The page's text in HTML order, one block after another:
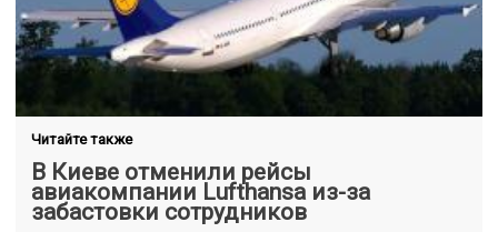
Читайте также
В Киеве отменили рейсы
авиакомпании Lufthansa из-за
забастовки сотрудников